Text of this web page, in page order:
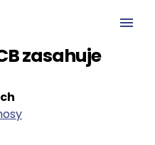
zasahuje